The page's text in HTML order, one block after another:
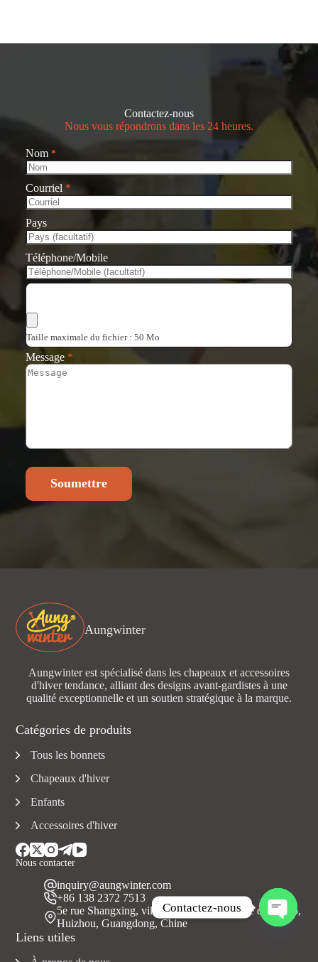
Contactez-nous
Nous vous répondrons dans les 24 heures.
Nom *
Courriel *
Pays
Téléphone/Mobile
Taille maximale du fichier : 50 Mo
Message *
Soumettre
Aungwinter
Aungwinter est spécialisé dans les chapeaux et accessoires
d'hiver tendance, alliant des designs avant-gardistes à une
qualité exceptionnelle et un soutien stratégique à la marque.
Nous contacter
inquiry@aungwinter.com
+86 138 2372 7513
5e rue Shangxing, ville de Yuanzhou, comté de Boluo,
Huizhou, Guangdong, Chine
Liens utiles
Catégories de produits
Tous les bonnets
Chapeaux d'hiver
Enfants
Accessoires d'hiver
Contactez-nous